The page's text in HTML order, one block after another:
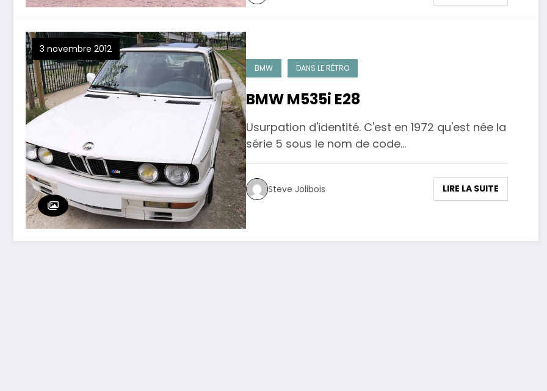
3 novembre 2012
BMW DANS LE RÉTRO
BMW M535i E28
Usurpation d'identité. C'est en 1972 qu'est née la
série 5 sous le nom de code…
Steve Jolibois LIRE LA SUITE